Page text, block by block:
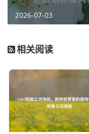
据不同的战场形势施展
在战场上，黄金琴所
持这把闪耀的黄金琴
每一次成功的击杀，
都像是在为玩家奏响
里的成长与拼搏,成
可或缺的战斗伙伴。
黄金琴就像是《逆战
2026-07-03
相关阅读